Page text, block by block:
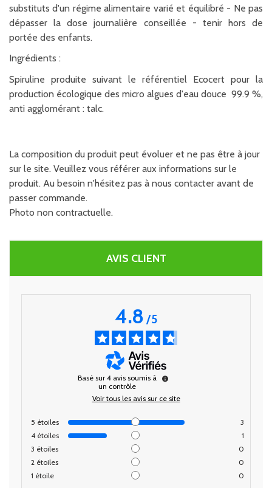
substituts d'un régime alimentaire varié et équilibré - Ne pas
dépasser la dose journalière conseillée - tenir hors de
portée des enfants.
Ingrédients :
Spiruline produite suivant le référentiel Ecocert pour la
production écologique des micro algues d'eau douce 99.9 %,
anti agglomérant : talc.
La composition du produit peut évoluer et ne pas être à jour
sur le site. Veuillez vous référer aux informations sur le
produit. Au besoin n'hésitez pas à nous contacter avant de
passer commande.
Photo non contractuelle.
AVIS CLIENT
4.8/5
Basé sur 4 avis soumis à
un contrôle
Voir tous les avis sur ce site
5 étoiles
3
4 étoiles
1
3 étoiles
0
2 étoiles
0
1 étoile 0